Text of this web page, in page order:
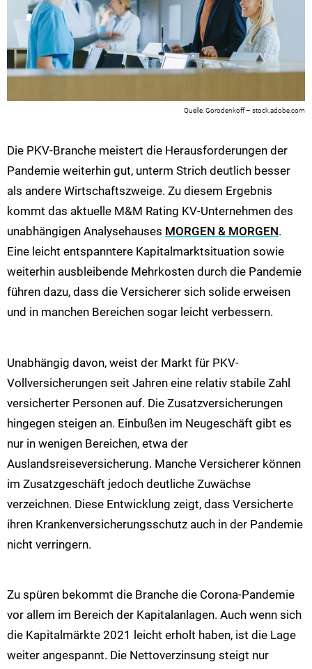
Gorodenkoff – stock.adobe.com
Die PKV-Branche meistert die Herausforderungen der
Pandemie weiterhin gut, unterm Strich deutlich besser
als andere Wirtschaftszweige. Zu diesem Ergebnis
kommt das aktuelle M&M Rating KV-Unternehmen des
unabhängigen Analysehauses MORGEN & MORGEN.
Eine leicht entspanntere Kapitalmarktsituation sowie
weiterhin ausbleibende Mehrkosten durch die Pandemie
führen dazu, dass die Versicherer sich solide erweisen
und in manchen Bereichen sogar leicht verbessern.
Unabhängig davon, weist der Markt für PKV-
Vollversicherungen seit Jahren eine relativ stabile Zahl
versicherter Personen auf. Die Zusatzversicherungen
hingegen steigen an. Einbußen im Neugeschäft gibt es
nur in wenigen Bereichen, etwa der
Auslandsreiseversicherung. Manche Versicherer können
im Zusatzgeschäft jedoch deutliche Zuwächse
verzeichnen. Diese Entwicklung zeigt, dass Versicherte
ihren Krankenversicherungsschutz auch in der Pandemie
nicht verringern.
Zu spüren bekommt die Branche die Corona-Pandemie
vor allem im Bereich der Kapitalanlagen. Auch wenn sich
die Kapitalmärkte 2021 leicht erholt haben, ist die Lage
weiter angespannt. Die Nettoverzinsung steigt nur